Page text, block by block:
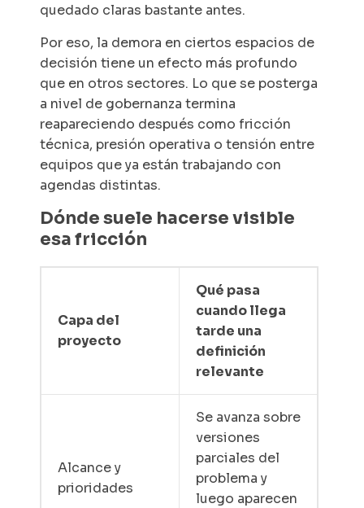
quedado claras bastante antes.
Por eso, la demora en ciertos espacios de
decisión tiene un efecto más profundo
que en otros sectores. Lo que se posterga
a nivel de gobernanza termina
reapareciendo después como fricción
técnica, presión operativa o tensión entre
equipos que ya están trabajando con
agendas distintas.
Dónde suele hacerse visible
esa fricción
Capa del
proyecto
Qué pasa
cuando llega
tarde una
definición
relevante
Alcance y
prioridades
Se avanza sobre
versiones
parciales del
problema y
luego aparecen